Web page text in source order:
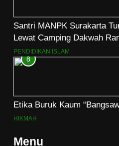
Santri MANPK Surakarta
Lewat Camping Dakwah
PENDIDIKAN ISLAM
8
Etika Buruk Kaum
HIKMAH
Menu